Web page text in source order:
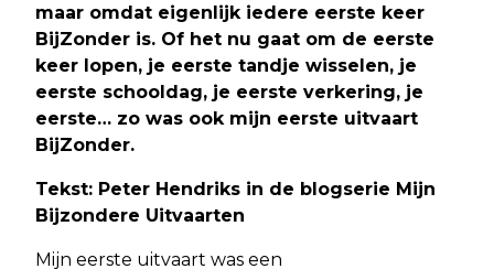
maar omdat eigenlijk iedere eerste keer
BijZonder is. Of het nu gaat om de eerste
keer lopen, je eerste tandje wisselen, je
eerste schooldag, je eerste verkering, je
eerste… zo was ook mijn eerste uitvaart
BijZonder.
Tekst: Peter Hendriks in de blogserie Mijn
Bijzondere Uitvaarten
Mijn eerste uitvaart was een